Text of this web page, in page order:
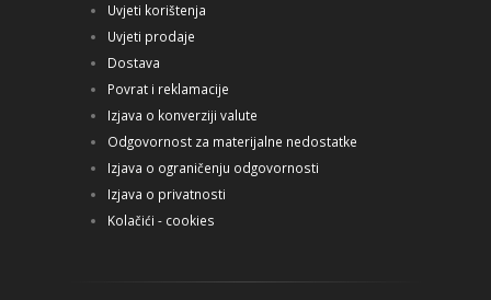
Uvjeti korištenja
Uvjeti prodaje
Dostava
Povrat i reklamacije
Izjava o konverziji valute
Odgovornost za materijalne nedostatke
Izjava o ograničenju odgovornosti
Izjava o privatnosti
Kolačići - cookies